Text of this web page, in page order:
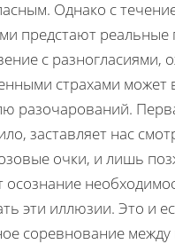
Однако с
предстают реальные
с разногласиями,
страхами может
разочарований.
заставляет нас
очки, и лишь
осознание
эти иллюзии. Это и
соревнование